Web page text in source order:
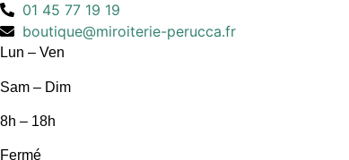
01 45 77 19 19
boutique@miroiterie-perucca.fr
Lun – Ven
Sam – Dim
8h – 18h
Fermé